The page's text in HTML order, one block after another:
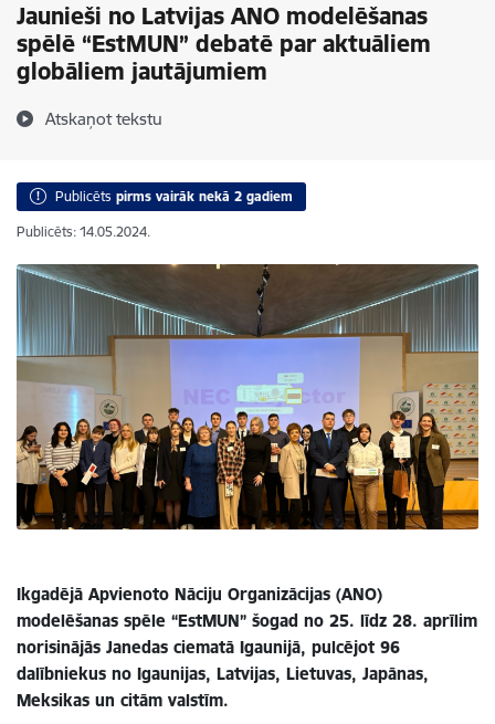
Jaunieši no Latvijas ANO modelēšanas
spēlē “EstMUN” debatē par aktuāliem
globāliem jautājumiem
Atskaņot tekstu
Publicēts pirms vairāk nekā 2 gadiem
Publicēts: 14.05.2024.
Ikgadējā Apvienoto Nāciju Organizācijas (ANO)
modelēšanas spēle “EstMUN” šogad no 25. līdz 28. aprīlim
norisinājās Janedas ciematā Igaunijā, pulcējot 96
dalībniekus no Igaunijas, Latvijas, Lietuvas, Japānas,
Meksikas un citām valstīm.